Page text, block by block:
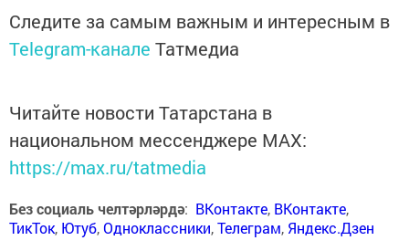
Следите за самым важным и интересным в
Telegram-канале Татмедиа
Читайте новости Татарстана в
национальном мессенджере MАХ:
https://max.ru/tatmedia
Без социаль челтәрләрдә: ВКонтакте, ВКонтакте,
ТикТок, Ютуб,Одноклассники,Телеграм, Яндекс.Дзен